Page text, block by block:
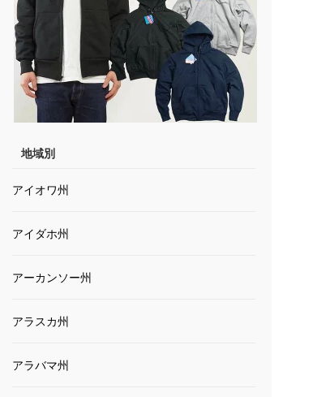
地域別
アイオワ州
アイダホ州
アーカンソー州
アラスカ州
アラバマ州